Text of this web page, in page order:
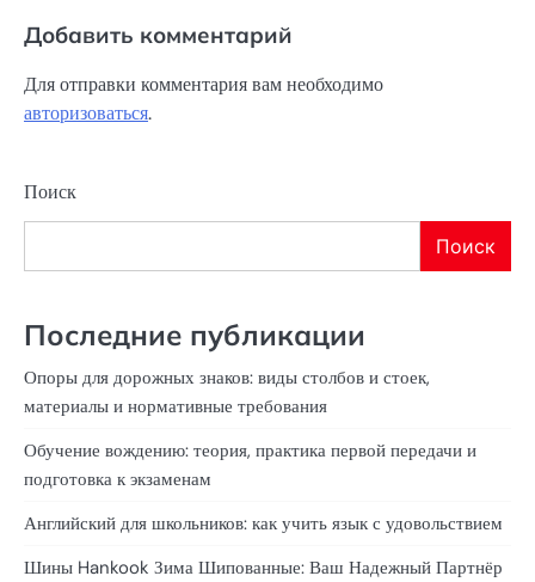
Добавить комментарий
Для отправки комментария вам необходимо
авторизоваться.
Поиск
Поиск
Последние публикации
Опоры для дорожных знаков: виды столбов и стоек,
материалы и нормативные требования
Обучение вождению: теория, практика первой передачи и
подготовка к экзаменам
Английский для школьников: как учить язык с удовольствием
Шины Hankook Зима Шипованные: Ваш Надежный Партнёр